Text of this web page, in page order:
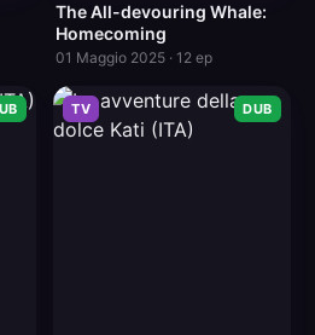
The All-devouring Whale:
Homecoming
01 Maggio 2025 · 12 ep
TV DUB